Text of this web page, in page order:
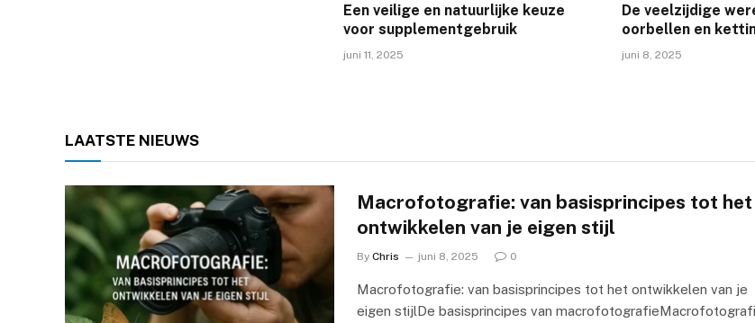
Een veilige en natuurlijke keuze
voor supplementgebruik
juni 11, 2025
De veelzijdige
oorbellen en
juni 8, 2025
LAATSTE NIEUWS
Macrofotografie: van basisprincipes tot het
ontwikkelen van je eigen stijl
By Chris juni 8, 2025 0
Macrofotografie: van basisprincipes tot het ontwikkelen van je
eigen stijlDe basisprincipes van